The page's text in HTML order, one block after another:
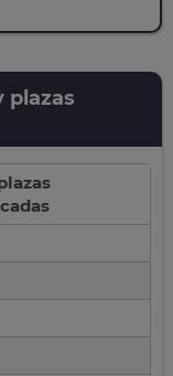
plazas